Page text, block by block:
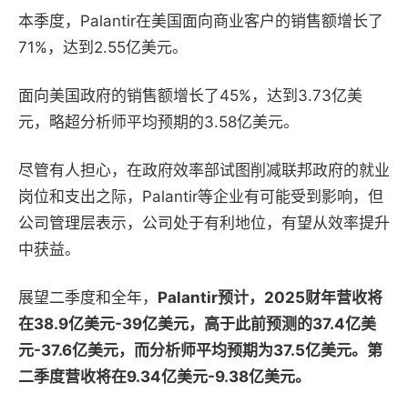
本季度， Palantir在美国面向商业客户的销售额增长了
71%，达到2.55亿美元。
面向美国政府的销售额增长了45%，达到3.73亿美
元，略超分析师平均预期的3.58亿美元。
尽管有人担心，在政府效率部试图削减联邦政府的就业
岗位和支出之际，Palantir等企业有可能受到影响， 但
公司管理层表示，公司处于有利地位，有望从效率提升
中获益。
展望二季度和全年， Palantir预计，2025财年营收将
在38.9亿美元-39亿美元，高于此前预测的37.4亿美
元-37.6亿美元，而分析师平均预期为37.5亿美元。第
二季度营收将在9.34亿美元-9.38亿美元。